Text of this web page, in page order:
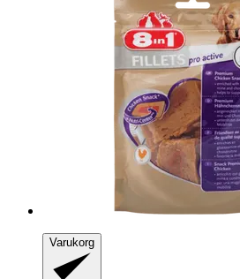
Varukorg